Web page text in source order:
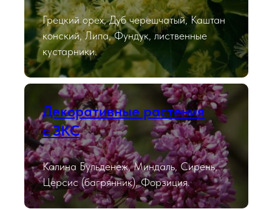
Грецкий орех, Дуб черешчатый, Каштан
конский, Липа, Фундук, лиственные
кустарники.
Декоративные растения
с ЗКС
Калина Бульденеж, Миндаль, Сирень,
Церсис (багрянник), Форзиция.